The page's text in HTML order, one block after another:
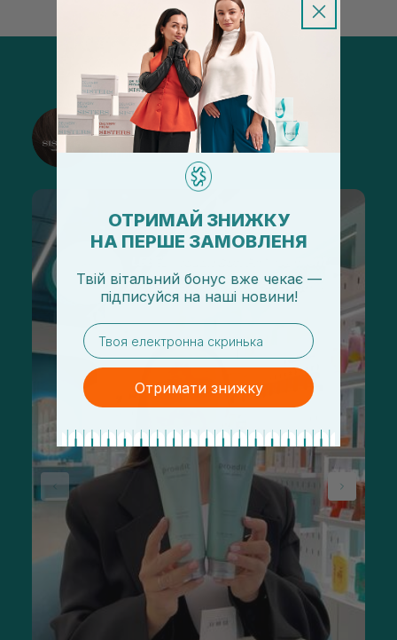
@sisters_stelmakh в Instagram
Підписатися
ОТРИМАЙ ЗНИЖКУ
НА ПЕРШЕ ЗАМОВЛЕНЯ
Твій вітальний бонус вже чекає —
підписуйся на наші новини!
email
Отримати знижку